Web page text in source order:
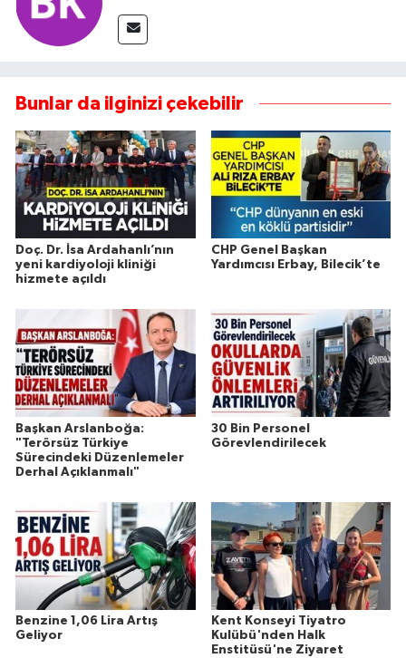
Bunlar da ilginizi çekebilir
Doç. Dr. İsa Ardahanlı’nın
yeni kardiyoloji kliniği
hizmete açıldı
CHP Genel Başkan
Yardımcısı Erbay, Bilecik’te
Başkan Arslanboğa:
"Terörsüz Türkiye
Sürecindeki Düzenlemeler
Derhal Açıklanmalı"
30 Bin Personel
Görevlendirilecek
Benzine 1,06 Lira Artış
Geliyor
Kent Konseyi Tiyatro
Kulübü'nden Halk
Enstitüsü'ne Ziyaret